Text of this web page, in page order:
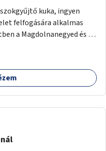
kuka, ingyen
felfogására alkalmas
a Magdolnanegyed és a